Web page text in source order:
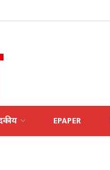
EPAPER